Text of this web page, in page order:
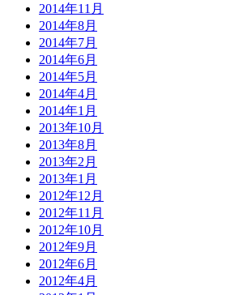
2014年11月
2014年8月
2014年7月
2014年6月
2014年5月
2014年4月
2014年1月
2013年10月
2013年8月
2013年2月
2013年1月
2012年12月
2012年11月
2012年10月
2012年9月
2012年6月
2012年4月